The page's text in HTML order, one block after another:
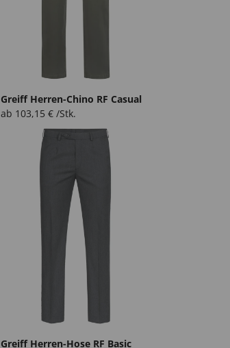
Greiff Herren-Chino RF Casual
ab 103,15 € /Stk.
Greiff Herren-Hose RF Basic